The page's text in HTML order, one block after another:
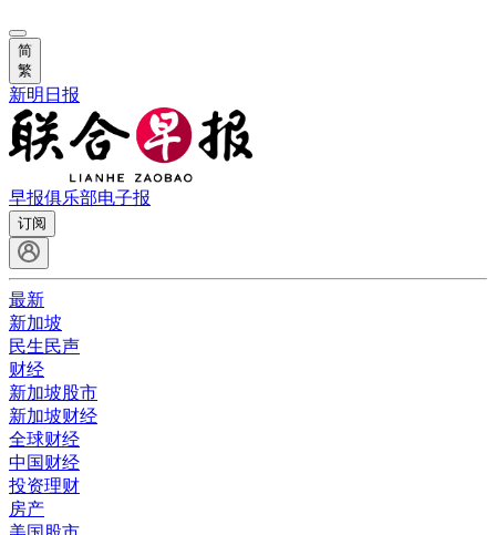
简
繁
新明日报
早报俱乐部电子报
订阅
最新
新加坡
民生民声
财经
新加坡股市
新加坡财经
全球财经
中国财经
投资理财
房产